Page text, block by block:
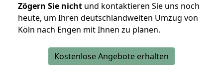
Zögern Sie nicht und kontaktieren Sie uns noch
heute, um Ihren deutschlandweiten Umzug von
Köln nach Engen mit Ihnen zu planen.
Kostenlose Angebote erhalten